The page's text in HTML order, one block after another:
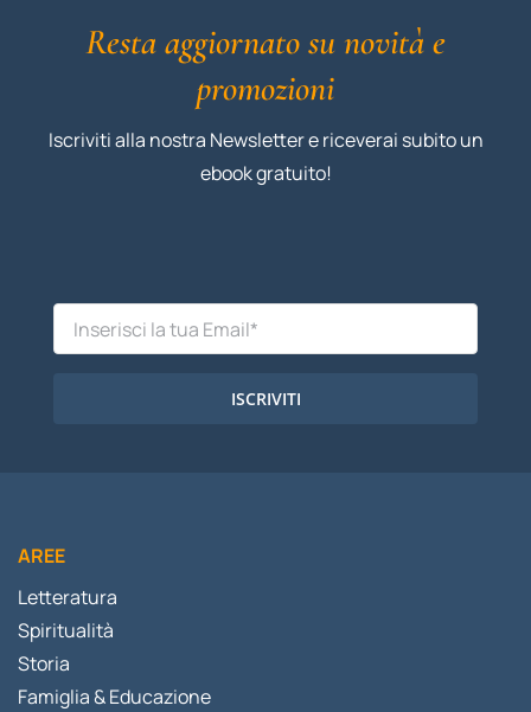
Resta aggiornato su novità e
promozioni
Iscriviti alla nostra Newsletter e riceverai subito un
ebook gratuito!
ISCRIVITI
AREE
Letteratura
Spiritualità
Storia
Famiglia & Educazione